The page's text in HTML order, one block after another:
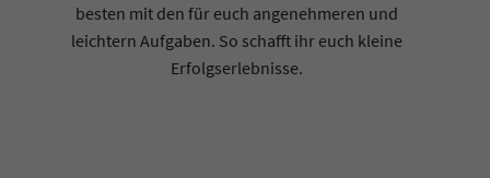
besten mit den für euch angenehmeren und
leichtern Aufgaben. So schafft ihr euch kleine
Erfolgserlebnisse.